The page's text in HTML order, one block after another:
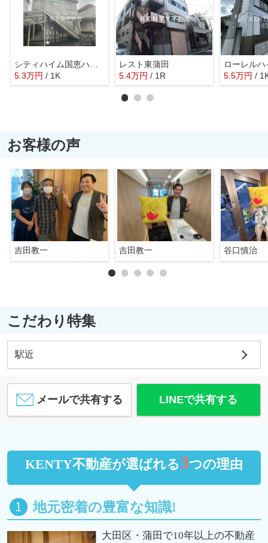
5.3万円 / 1K
レスト東蒲田
5.4万円 / 1R
ローレルハ
5.5万円 /
お客様の声
吉田教一 吉田教一 谷口慎治
こだわり特集
駅近
メールで共有する LINEで共有する
KENTY不動産が選ばれる3つの理由
地元密着の豊富な知識!
大田区・蒲田で10年以上の不動産